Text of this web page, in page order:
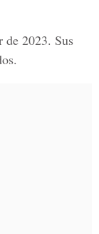
de 2023. Sus